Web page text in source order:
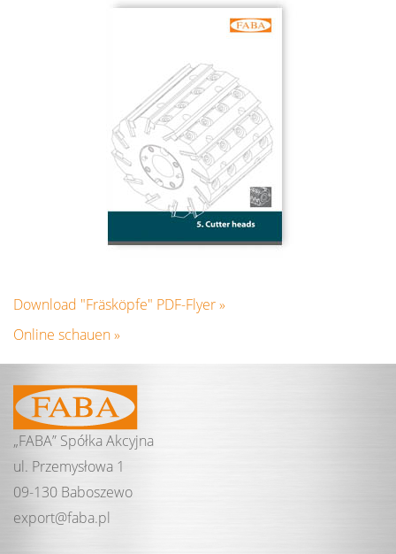
Download "Fräsköpfe" PDF-Flyer »
Online schauen »
„FABA” Spółka Akcyjna
ul. Przemysłowa 1
09-130 Baboszewo
export@faba.pl